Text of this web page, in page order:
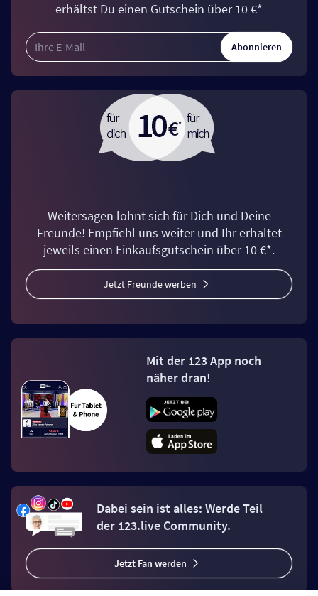
erhältst Du einen Gutschein über 10 €*
Abonnieren
Weitersagen lohnt sich für Dich und Deine
Freunde! Empfiehl uns weiter und Ihr erhaltet
jeweils einen Einkaufsgutschein über 10 €*.
Jetzt Freunde werben
Mit der 123 App noch
näher dran!
Dabei sein ist alles: Werde Teil
der 123.live Community.
Jetzt Fan werden